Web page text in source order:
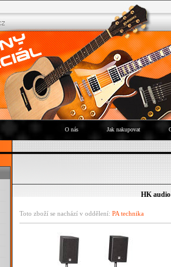
O nás Jak nakupovat
HK
Toto zboží se nachází v oddělení: PA technika